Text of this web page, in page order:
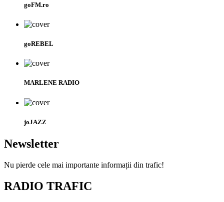
goFM.ro
goREBEL
MARLENE RADIO
joJAZZ
Newsletter
Nu pierde cele mai importante informații din trafic!
RADIO TRAFIC